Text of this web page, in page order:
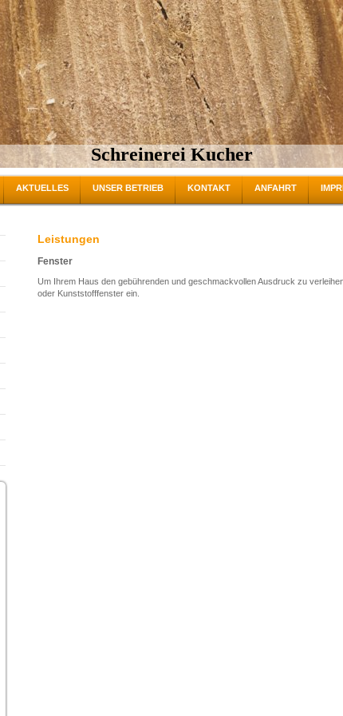
Schreinerei Kucher
AKTUELLES UNSER BETRIEB KONTAKT ANFAHRT
Leistungen
Fenster
Um Ihrem Haus den gebührenden und geschmackvollen Ausdruck zu
oder Kunststofffenster ein.